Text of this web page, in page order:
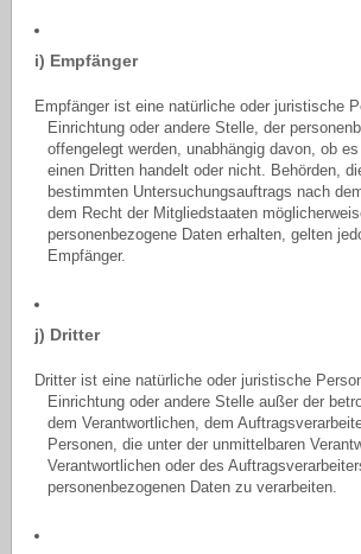
i) Empfänger
Empfänger ist eine natürliche oder juristische
Einrichtung oder andere Stelle, der
offengelegt werden, unabhängig davon, ob
einen Dritten handelt oder nicht. Behörden,
bestimmten Untersuchungsauftrags nach
dem Recht der Mitgliedstaaten
personenbezogene Daten erhalten, gelten
Empfänger.
j) Dritter
Dritter ist eine natürliche oder juristische
Einrichtung oder andere Stelle außer der
dem Verantwortlichen, dem
Personen, die unter der unmittelbaren
Verantwortlichen oder des
personenbezogenen Daten zu verarbeiten.